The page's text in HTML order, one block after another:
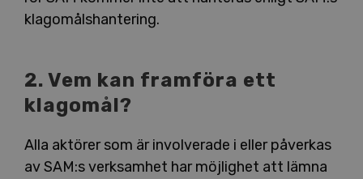
klagomålshantering.
2. Vem kan framföra ett
klagomål?
Alla aktörer som är involverade i eller påverkas
av SAM:s verksamhet har möjlighet att lämna